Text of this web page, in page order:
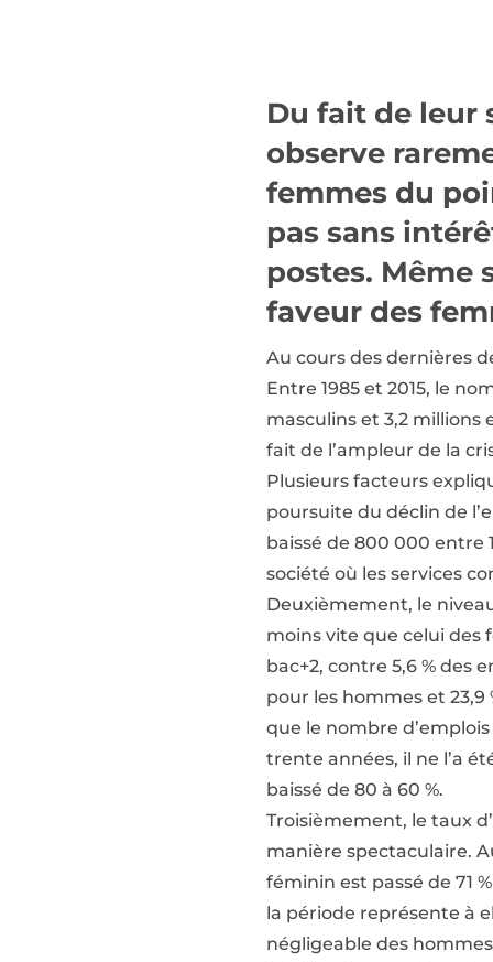
Du fait de leur
observe
femmes du
pas sans
postes. Même
faveur des
Au cours des dernières
Entre 1985 et 2015, le
masculins et 3,2 millions
fait de l’ampleur de la
Plusieurs facteurs
poursuite du déclin de
baissé de 800 000 entre
société où les services
Deuxièmement, le
moins vite que celui des
bac+2, contre 5,6 % des
pour les hommes et 23,9
que le nombre
trente années, il ne l’a
baissé de 80 à 60 %.
Troisièmement, le taux
manière spectaculaire.
féminin est passé de 71
la période représente à
négligeable des